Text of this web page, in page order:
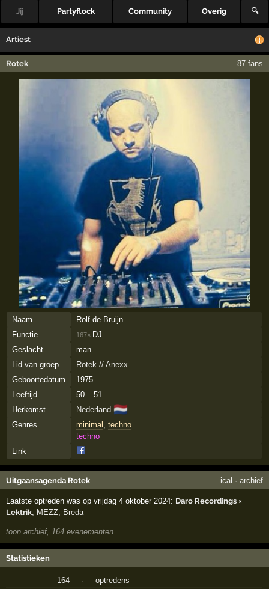
Jij Partyflock Community Overig 🔍
Artiest
Rotek 87 fans
Naam
Rolf de Bruijn
Functie
167× DJ
Geslacht
man
Lid van groep
Rotek // Anexx
Geboortedatum
1975
Leeftijd
50 – 51
Herkomst
Nederland 🇳🇱
Genres minimal , techno
techno
Link
Uitgaansagenda Rotek ical · archief
Laatste optreden was op vrijdag 4 oktober 2024: Daro Recordings ×
Lektrik
MEZZ Breda
toon archief, 164 evenementen
Statistieken
164 ·
optredens